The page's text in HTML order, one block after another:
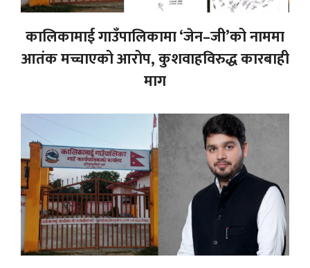
कालिकामाई गाउँपालिकामा ‘जेन–जी’को नाममा
आतंक मच्चाएको आरोप, कुशवाहविरुद्ध कारबाही
माग